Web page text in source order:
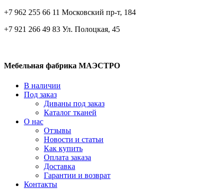
+7 962 255 66 11 Московский пр-т, 184
+7 921 266 49 83 Ул. Полоцкая, 45
Мебельная фабрика МАЭСТРО
В наличии
Под заказ
Диваны под заказ
Каталог тканей
О нас
Отзывы
Новости и статьи
Как купить
Оплата заказа
Доставка
Гарантии и возврат
Контакты